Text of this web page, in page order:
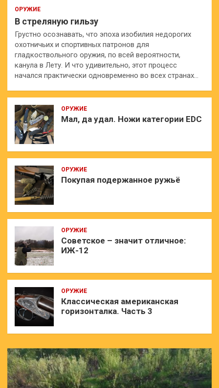
ОРУЖИЕ
В стреляную гильзу
Грустно осознавать, что эпоха изобилия недорогих
охотничьих и спортивных патронов для
гладкоствольного оружия, по всей вероятности,
канула в Лету. И что удивительно, этот процесс
начался практически одновременно во всех странах…
ОРУЖИЕ
Мал, да удал. Ножи категории EDC
ОРУЖИЕ
Покупая подержанное ружьё
ОРУЖИЕ
Советское – значит отличное:
ИЖ-12
ОРУЖИЕ
Классическая американская
горизонталка. Часть 3